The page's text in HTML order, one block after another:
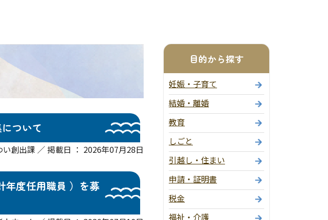
ついて
創出課 ／ 掲載日 ： 2026年07月28日
年度任用職員 ）を募
目的から探す
妊娠・子育て
結婚・離婚
教育
しごと
引越し・住まい
申請・証明書
税金
福祉・介護